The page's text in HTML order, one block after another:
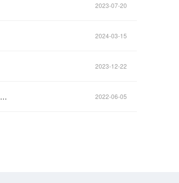
2023-07-20
2024-03-15
2023-12-22
美国国家公路交通安全管理局：美国收到758起关于特斯拉意外刹车的投诉。自今年2月以来，美国国家公路交通安全管理局有关特斯拉的 2022-06-05